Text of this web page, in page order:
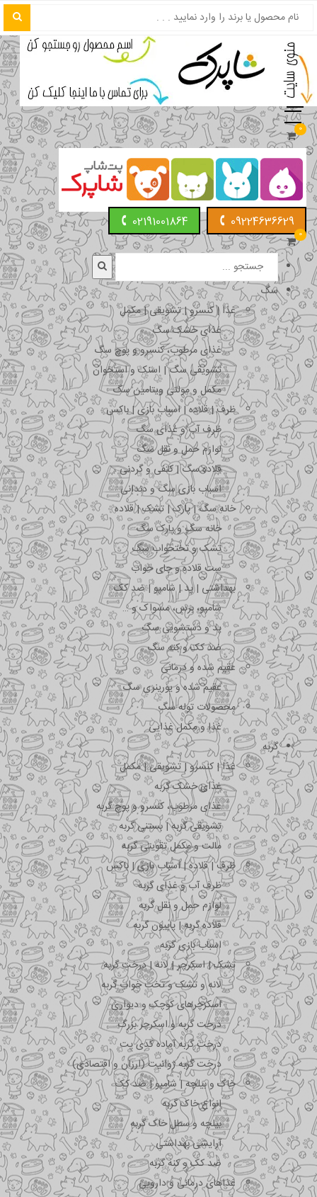
0
09224636629
02191001864
0
سگ
غذا | کنسرو | تشویقی | مکمل
غذای خشک سگ
غذای مرطوب، کنسرو و پوچ سگ
تشویقی سگ | اسنک و استخوان
مکمل و مولتی ویتامین سگ
ظرف | قلاده | اسباب بازی | باکس
ظرف آب و غذای سگ
لوازم حمل و نقل سگ
قلاده سگ | کتفی و گردنی
اسباب بازی سگ و دندانی
خانه سگ | پارک | تشک | قلاده
خانه سگ و پارک سگ
تشک و تختخواب سگ
ست قلاده و جای خواب
بهداشتی | پد | شامپو | ضد کک
شامپو، برس، مسواک و …
پد و دستشویی سگ
ضد کک و کنه سگ
عقیم شده و درمانی
عقیم شده و یورینری سگ
محصولات توله سگ
غذا و مکمل غذایی
گربه
غذا | کنسرو | تشویقی | مکمل
غذای خشک گربه
غذای مرطوب، کنسرو و پوچ گربه
تشویقی گربه | بستنی گربه
مالت و مکمل تقویتی گربه
ظرف | قلاده | اسباب بازی | باکس
ظرف آب و غذای گربه
لوازم حمل و نقل گربه
قلاده گربه | پاپیون گربه
اسباب بازی گربه
تشک | اسکرچر | لانه | درخت گربه
لانه و تشک و تخت خواب گربه
اسکرچرهای کوچک و دیواری
درخت گربه و اسکرچر بزرگ
درخت گربه آماده کدی پت
درخت گربه ژوانیت (ارزان و اقتصادی)
خاک و بیلچه | شامپو | ضد کک
انواع خاک گربه
بیلچه و سطل خاک گربه
آرایشی بهداشتی
ضد کک و کنه گربه
غذاهای درمانی و دارویی